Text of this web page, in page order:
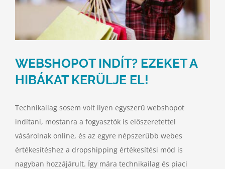
WEBSHOPOT INDÍT? EZEKET A
HIBÁKAT KERÜLJE EL!
Technikailag sosem volt ilyen egyszerű webshopot
indítani, mostanra a fogyasztók is előszeretettel
vásárolnak online, és az egyre népszerűbb webes
értékesítéshez a dropshipping értékesítési mód is
nagyban hozzájárult. Így mára technikailag és piaci